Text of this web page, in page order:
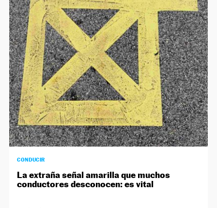
CONDUCIR
La extraña señal amarilla que muchos
conductores desconocen: es vital